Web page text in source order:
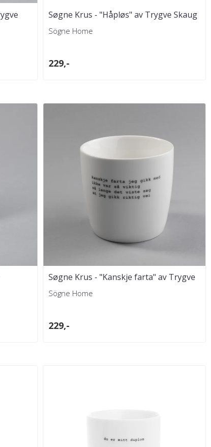
Søgne Krus - "Håpløs" av Trygve Skaug
Sögne Home
229,-
Søgne Krus - "Kanskje farta" av Trygve
Skaug
Sögne Home
229,-